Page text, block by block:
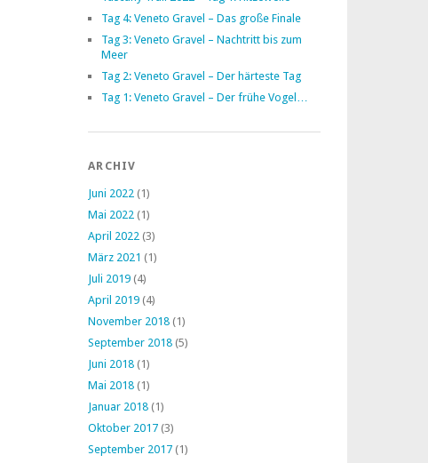
Tag 4: Veneto Gravel – Das große Finale
Tag 3: Veneto Gravel – Nachtritt bis zum
Meer
Tag 2: Veneto Gravel – Der härteste Tag
Tag 1: Veneto Gravel – Der frühe Vogel…
ARCHIV
Juni 2022 (1)
Mai 2022 (1)
April 2022 (3)
März 2021 (1)
Juli 2019 (4)
April 2019 (4)
November 2018 (1)
September 2018 (5)
Juni 2018 (1)
Mai 2018 (1)
Januar 2018 (1)
Oktober 2017 (3)
September 2017 (1)